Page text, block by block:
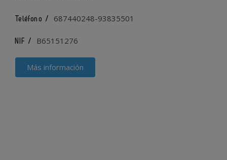
Teléfono / 687440248-93835501
NIF / B65151276
Más información